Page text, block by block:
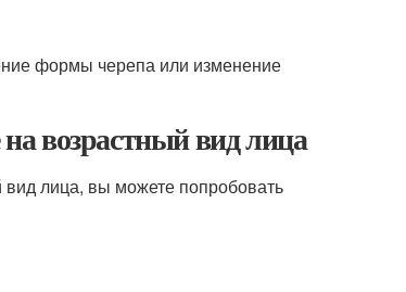
формы черепа или изменение
возрастный вид лица
вид лица, вы можете попробовать